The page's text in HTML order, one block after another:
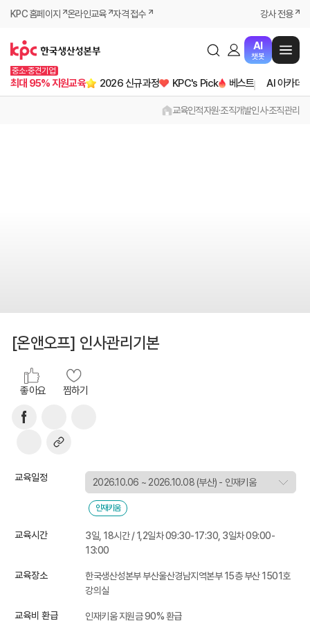
KPC 홈페이지 온라인교육 자격 접수 강사 전용
AI
챗봇
중소·중견기업
최대 95% 지원교육 2026 신규과정 KPC's Pick 베스트 AI 아카데
교육인적자원·조직개발인사·조직관리
[온앤오프] 인사관리기본
좋아요 찜하기
교육일정
인재키움
교육시간
3일, 18시간 / 1,2일차 09:30-17:30, 3일차 09:00-
13:00
교육장소
한국생산성본부 부산울산경남지역본부 15층 부산 1501호
강의실
교육비 환급 인재키움 지원금 90% 환급